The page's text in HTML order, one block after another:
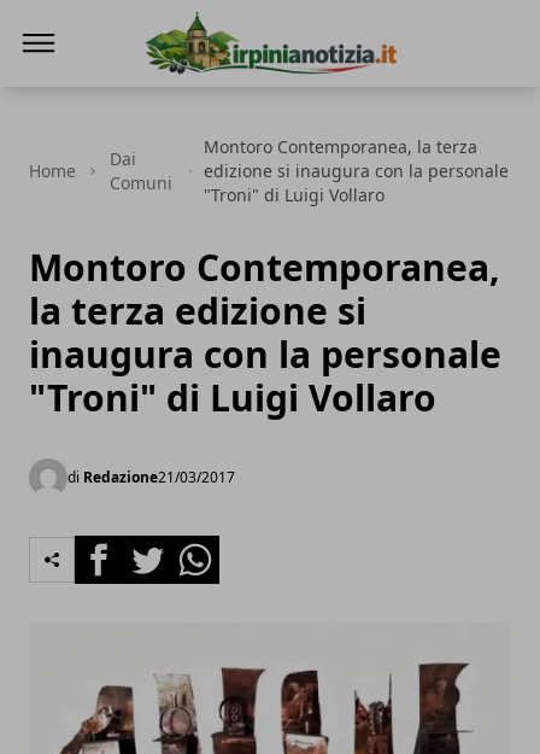
Home
Dai
Comuni
Montoro Contemporanea, la terza
edizione si inaugura con la personale
"Troni" di Luigi Vollaro
Montoro Contemporanea,
la terza edizione si
inaugura con la personale
"Troni" di Luigi Vollaro
di Redazione21/03/2017
FacebookTwitterWhatsapp